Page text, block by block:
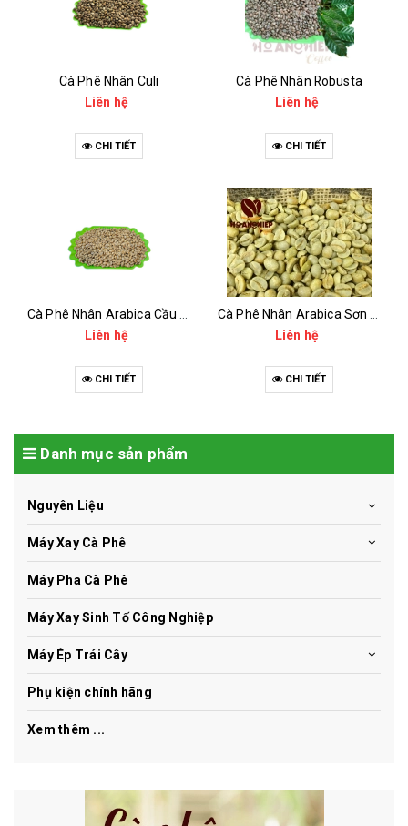
Cà Phê Nhân Culi
Liên hệ
CHI TIẾT
Cà Phê Nhân Robusta
Liên hệ
CHI TIẾT
Liên hệ
CHI TIẾT
Liên hệ
CHI TIẾT
Danh mục sản phẩm
Nguyên Liệu
Máy Xay Cà Phê
Máy Pha Cà Phê
Máy Xay Sinh Tố Công Nghiệp
Máy Ép Trái Cây
Phụ kiện chính hãng
Xem thêm ...